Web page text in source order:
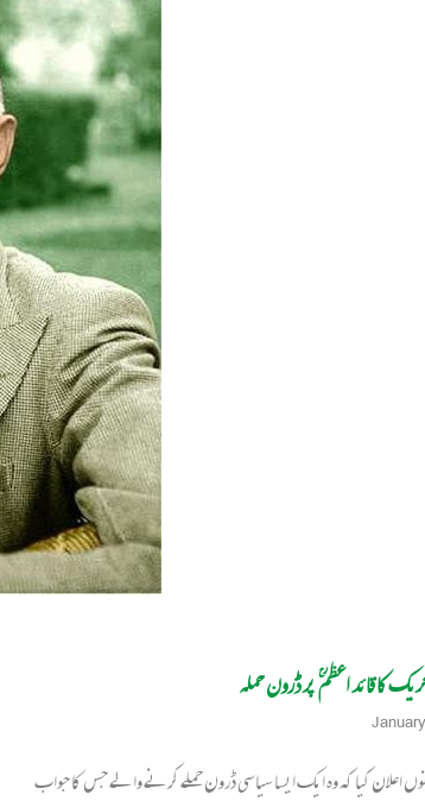
کا قائد اعظم ؒ پر ڈرون حملہ
اعلان کیا کہ وہ ایک ایسا سیاسی ڈرون حملے کرنے والے جس کا جواب